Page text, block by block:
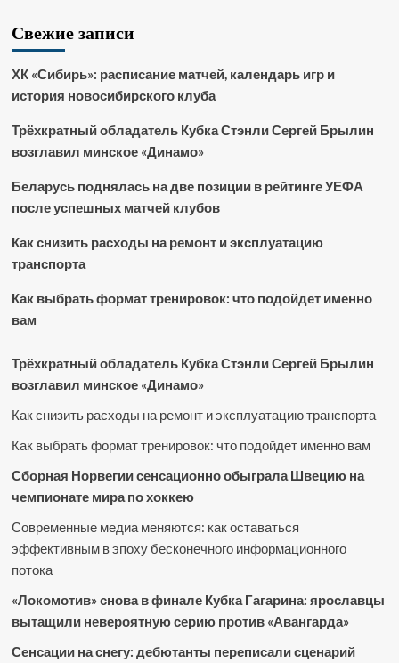
Свежие записи
ХК «Сибирь»: расписание матчей, календарь игр и
история новосибирского клуба
Трёхкратный обладатель Кубка Стэнли Сергей Брылин
возглавил минское «Динамо»
Беларусь поднялась на две позиции в рейтинге УЕФА
после успешных матчей клубов
Как снизить расходы на ремонт и эксплуатацию
транспорта
Как выбрать формат тренировок: что подойдет именно
вам
Трёхкратный обладатель Кубка Стэнли Сергей Брылин
возглавил минское «Динамо»
Как снизить расходы на ремонт и эксплуатацию транспорта
Как выбрать формат тренировок: что подойдет именно вам
Сборная Норвегии сенсационно обыграла Швецию на
чемпионате мира по хоккею
Современные медиа меняются: как оставаться
эффективным в эпоху бесконечного информационного
потока
«Локомотив» снова в финале Кубка Гагарина: ярославцы
вытащили невероятную серию против «Авангарда»
Сенсации на снегу: дебютанты переписали сценарий